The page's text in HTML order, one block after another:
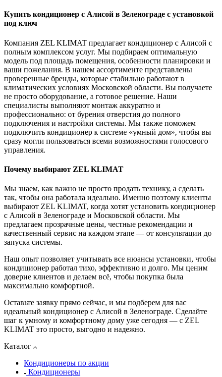
Купить кондиционер с Алисой в Зеленограде с установкой
под ключ
Компания ZEL KLIMAT предлагает кондиционер с Алисой с
полным комплексом услуг. Мы подбираем оптимальную
модель под площадь помещения, особенности планировки и
ваши пожелания. В нашем ассортименте представлены
проверенные бренды, которые стабильно работают в
климатических условиях Московской области. Вы получаете
не просто оборудование, а готовое решение. Наши
специалисты выполняют монтаж аккуратно и
профессионально: от бурения отверстия до полного
подключения и настройки системы. Мы также поможем
подключить кондиционер к системе «умный дом», чтобы вы
сразу могли пользоваться всеми возможностями голосового
управления.
Почему выбирают ZEL KLIMAT
Мы знаем, как важно не просто продать технику, а сделать
так, чтобы она работала идеально. Именно поэтому клиенты
выбирают ZEL KLIMAT, когда хотят установить кондиционер
с Алисой в Зеленограде и Московской области. Мы
предлагаем прозрачные цены, честные рекомендации и
качественный сервис на каждом этапе — от консультации до
запуска системы.
Наш опыт позволяет учитывать все нюансы установки, чтобы
кондиционер работал тихо, эффективно и долго. Мы ценим
доверие клиентов и делаем всё, чтобы покупка была
максимально комфортной.
Оставьте заявку прямо сейчас, и мы подберем для вас
идеальный кондиционер с Алисой в Зеленограде. Сделайте
шаг к умному и комфортному дому уже сегодня — с ZEL
KLIMAT это просто, выгодно и надежно.
Каталог
Кондиционеры по акции
Кондиционеры